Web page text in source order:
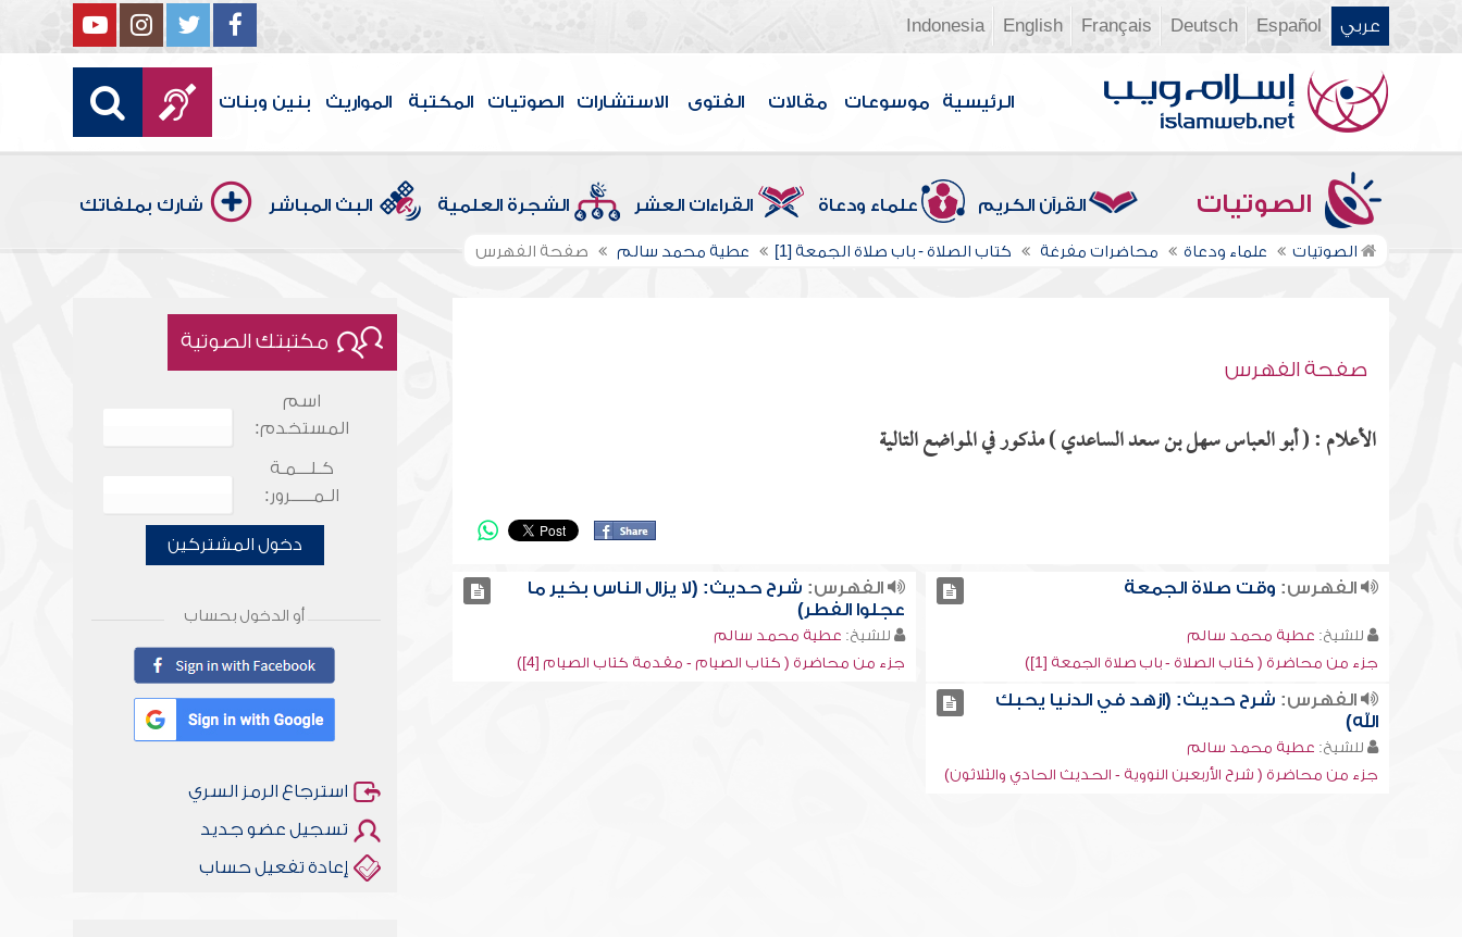
عربي Español
Deutsch
Français
English
Indonesia
الرئيسية موسوعات مقالات الفتوى الاستشارات الصوتيات المكتبة المواريث بنين وبنات
الصوتيات القرآن الكريم علماء ودعاة القراءات العشر الشجرة العلمية البث المباشر شارك بملفاتك
الصوتيات علماء ودعاة محاضرات مفرغة كتاب الصلاة - باب صلاة الجمعة [1] عطية محمد سالم صفحة الفهرس
صفحة الفهرس
الأعلام : ( أبو العباس سهل بن سعد الساعدي ) مذكور في المواضع التالية
الفهرس: وقت صلاة الجمعة
للشيخ: عطية محمد سالم
جزء من محاضرة ( كتاب الصلاة - باب صلاة الجمعة [1])
الفهرس: شرح حديث: (لا يزال الناس بخير ما
عجلوا الفطر)
للشيخ: عطية محمد سالم
جزء من محاضرة ( كتاب الصيام - مقدمة كتاب الصيام [4])
الفهرس: شرح حديث: (ازهد في الدنيا يحبك
الله)
للشيخ: عطية محمد سالم
جزء من محاضرة ( شرح الأربعين النووية - الحديث الحادي والثلاثون)
مكتبتك الصوتية
اسم
المستخدم:
كـلـــمـة
الـمـــــرور:
دخول المشتركين
أو الدخول بحساب
استرجاع الرمز السري
تسجيل عضو جديد
إعادة تفعيل حساب